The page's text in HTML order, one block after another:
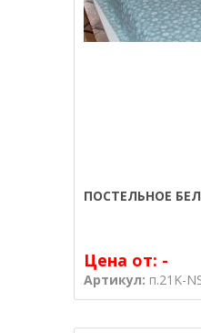
ПОСТЕЛЬНОЕ
Цена от: -
Артикул: п.21K-